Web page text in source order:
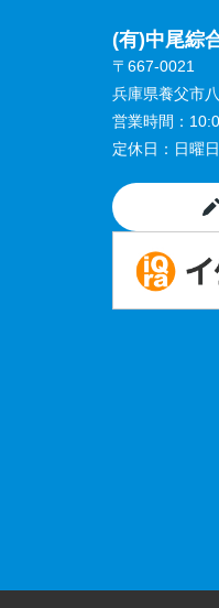
(有)中尾綜
〒667-0021
兵庫県養父市
営業時間：
定休日： 日曜